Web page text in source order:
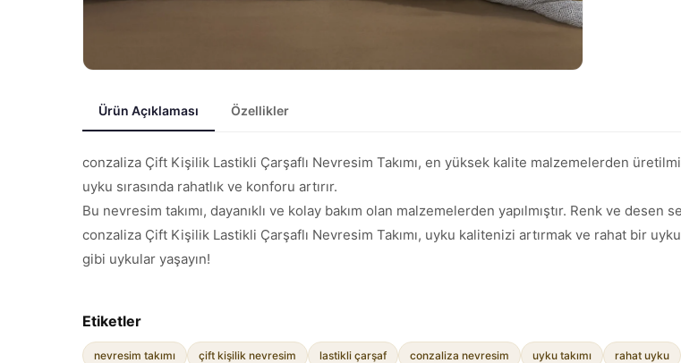
Ürün Açıklaması Özellikler
conzaliza Çift Kişilik Lastikli Çarşaflı Nevresim Takımı, en yüksek kalite malzemelerden
uyku sırasında rahatlık ve konforu artırır.
Bu nevresim takımı, dayanıklı ve kolay bakım olan malzemelerden yapılmıştır. Renk ve
conzaliza Çift Kişilik Lastikli Çarşaflı Nevresim Takımı, uyku kalitenizi artırmak ve rahat bir
gibi uykular yaşayın!
Etiketler
nevresim takımı çift kişilik nevresim lastikli çarşaf conzaliza nevresim uyku takımı rahat uyku